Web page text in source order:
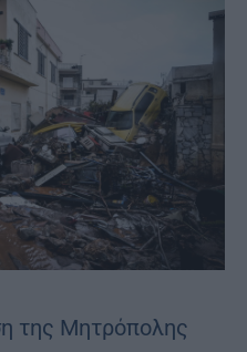
της Μητρόπολης